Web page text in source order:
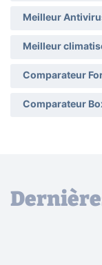
Meilleur
Meilleur
Comparateur
Comparateur